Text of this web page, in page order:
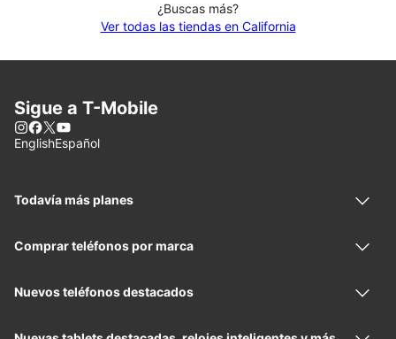
¿Buscas más?
Ver todas las tiendas en California